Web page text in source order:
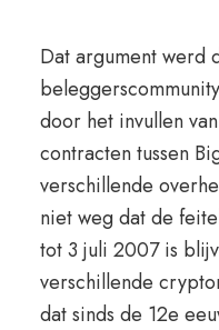
Dat argument werd
door het invullen
contracten tussen
verschillende
niet weg dat de
tot 3 juli 2007 is
verschillende
dat sinds de 12e